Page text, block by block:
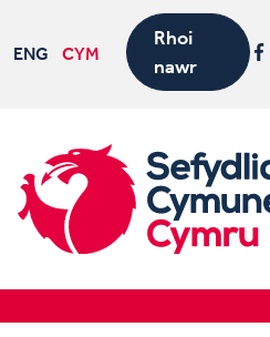
ENG CYM
Rhoi
nawr